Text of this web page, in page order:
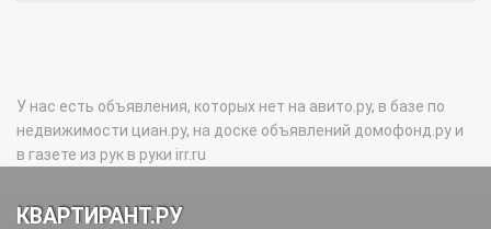
У нас есть объявления, которых нет на авито.ру, в базе по
недвижимости циан.ру, на доске объявлений домофонд.ру и
в газете из рук в руки irr.ru
КВАРТИРАНТ.РУ